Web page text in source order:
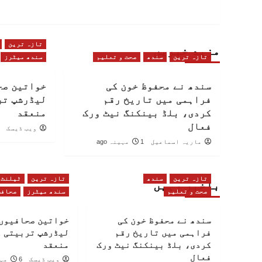
مزید خبریں
تازہ ترین سندھ صحت و تعلیم
سندھ نے محفوظ خون کی
فراہمی میں تاریخ رقم
کردی، بلڈ بینکنگ نیٹ ورک
فعال
ماریہ اسماعیل 1 مہینہ ago
تازہ ترین
سندھ میٹرز
خواتین
لیڈرشپ
منعقد
ویب ڈیسک
باخبر رہیں
تازہ ترین
سندھ
صحت و تعلیم
سندھ نے محفوظ خون کی
فراہمی میں تاریخ رقم
کردی، بلڈ بینکنگ نیٹ ورک
فعال
تازہ ترین ٹیلنٹ
سندھ میٹرز
خواتین
لیڈرشپ تربیتی
منعقد
ویب ڈیسک 6 مہینے ago